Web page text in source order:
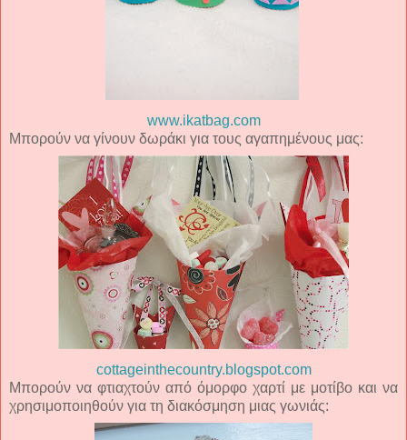
www.ikatbag.com
Μπορούν να γίνουν δωράκι για τους αγαπημένους μας:
cottageinthecountry.blogspot.com
Μπορούν να φτιαχτούν από όμορφο χαρτί με μοτίβο και να
χρησιμοποιηθούν για τη διακόσμηση μιας γωνιάς: